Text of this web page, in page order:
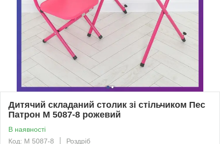
Дитячий складаний столик зі стільчиком Пес
Патрон M 5087-8 рожевий
В наявності
Код: M 5087-8
Роздріб